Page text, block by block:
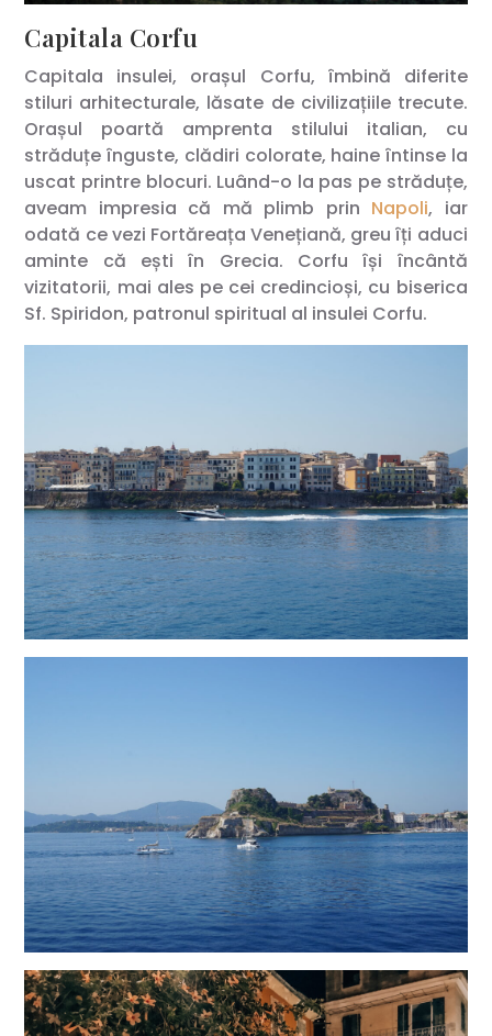
Capitala Corfu
Capitala insulei, orașul Corfu, îmbină diferite
stiluri arhitecturale, lăsate de civilizațiile trecute.
Orașul poartă amprenta stilului italian, cu
străduțe înguste, clădiri colorate, haine întinse la
uscat printre blocuri. Luând-o la pas pe străduțe,
aveam impresia că mă plimb prin Napoli, iar
odată ce vezi Fortăreața Venețiană, greu îți aduci
aminte că ești în Grecia. Corfu își încântă
vizitatorii, mai ales pe cei credincioși, cu biserica
Sf. Spiridon, patronul spiritual al insulei Corfu.